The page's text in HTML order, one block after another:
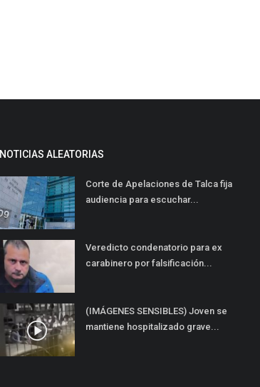
NOTICIAS ALEATORIAS
Corte de Apelaciones de Talca fija
audiencia para escuchar...
Veredicto condenatorio para ex
carabinero por falsificación...
(IMÁGENES SENSIBLES) Joven se
mantiene hospitalizado grave...